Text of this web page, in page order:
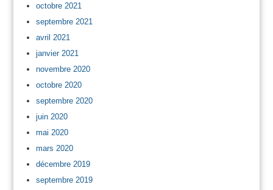
octobre 2021
septembre 2021
avril 2021
janvier 2021
novembre 2020
octobre 2020
septembre 2020
juin 2020
mai 2020
mars 2020
décembre 2019
septembre 2019